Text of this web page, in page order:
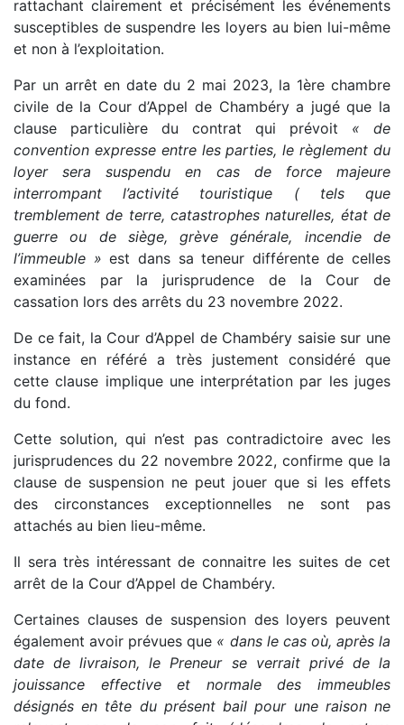
rattachant clairement et précisément les événements
susceptibles de suspendre les loyers au bien lui-même
et non à l’exploitation.
Par un arrêt en date du 2 mai 2023, la 1ère chambre
civile de la Cour d’Appel de Chambéry a jugé que la
clause particulière du contrat qui prévoit « de
convention expresse entre les parties, le règlement du
loyer sera suspendu en cas de force majeure
interrompant l’activité touristique ( tels que
tremblement de terre, catastrophes naturelles, état de
guerre ou de siège, grève générale, incendie de
l’immeuble » est dans sa teneur différente de celles
examinées par la jurisprudence de la Cour de
cassation lors des arrêts du 23 novembre 2022.
De ce fait, la Cour d’Appel de Chambéry saisie sur une
instance en référé a très justement considéré que
cette clause implique une interprétation par les juges
du fond.
Cette solution, qui n’est pas contradictoire avec les
jurisprudences du 22 novembre 2022, confirme que la
clause de suspension ne peut jouer que si les effets
des circonstances exceptionnelles ne sont pas
attachés au bien lieu-même.
Il sera très intéressant de connaitre les suites de cet
arrêt de la Cour d’Appel de Chambéry.
Certaines clauses de suspension des loyers peuvent
également avoir prévues que « dans le cas où, après la
date de livraison, le Preneur se verrait privé de la
jouissance effective et normale des immeubles
désignés en tête du présent bail pour une raison ne